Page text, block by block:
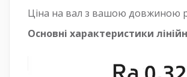
Ціна на вал з вашою довжиною
Основні характеристики